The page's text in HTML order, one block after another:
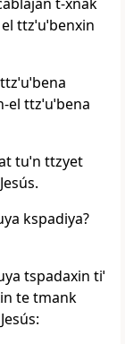
ttzˈuˈbenxin
ttzˈuˈbena
tuˈn ttzyet
kspadiya?
tspadaxin tiˈ
te tmank